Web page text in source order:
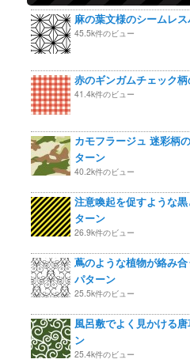
麻の葉文様のシームレ
45.5k件のビュー
赤のギンガムチェック
41.4k件のビュー
カモフラージュ 迷彩柄
ターン
40.2k件のビュー
注意喚起を促すような
ターン
26.9k件のビュー
蔦のような植物が絡み
パターン
25.5k件のビュー
風呂敷でよく見かける
ン
25.4k件のビュー